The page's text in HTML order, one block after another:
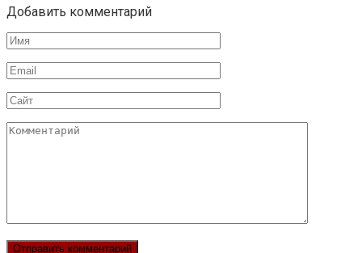
Добавить комментарий
Имя
Email
Сайт
Комментарий